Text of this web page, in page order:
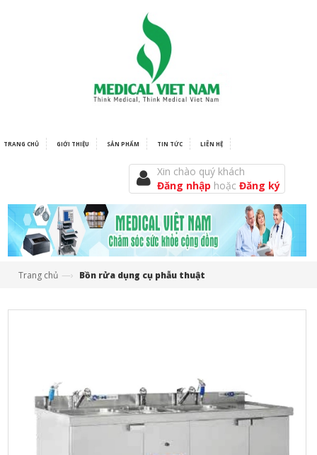
TRANG CHỦ GIỚI THIỆU SẢN PHẨM TIN TỨC LIÊN HỆ
Xin chào quý khách
Đăng nhập hoặcĐăng ký
Trang chủ —› Bồn rửa dụng cụ phẫu thuật